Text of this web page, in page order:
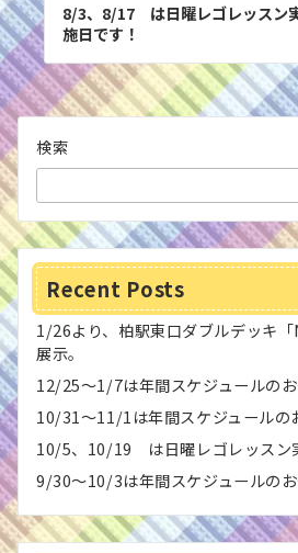
8/3、8/17 は日曜レゴレッスン
施日です！
検索
Recent Posts
1/26より、柏駅東口ダブルデッキ
展示。
12/25〜1/7は年間スケジュールのお
10/31〜11/1は年間スケジュールの
10/5、10/19 は日曜レゴレッスン
9/30〜10/3は年間スケジュールのお